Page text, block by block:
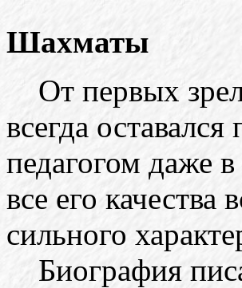
Шахматы
От первых
всегда
педагогом даже
все его
сильного
Биография